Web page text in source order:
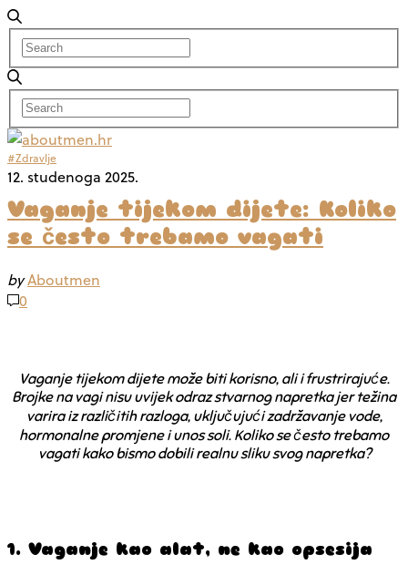
#Zdravlje
12. studenoga 2025.
Vaganje tijekom dijete: Koliko
se često trebamo vagati
byAboutmen
0
Vaganje tijekom dijete može biti korisno, ali i frustrirajuće.
Brojke na vagi nisu uvijek odraz stvarnog napretka jer težina
varira iz različitih razloga, uključujući zadržavanje vode,
hormonalne promjene i unos soli. Koliko se često trebamo
vagati kako bismo dobili realnu sliku svog napretka?
1. Vaganje kao alat, ne kao opsesija